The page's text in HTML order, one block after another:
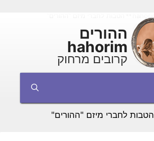
ההורים
hahorim
קרובים מרחוק
הטבות לחברי מיזם "ההורים"